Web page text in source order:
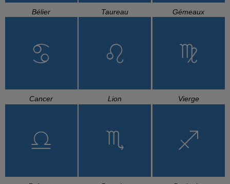
Bélier Taureau Gémeaux
Cancer Lion Vierge